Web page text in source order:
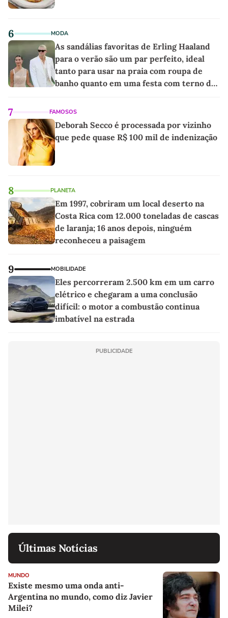
6 MODA
As sandálias favoritas de Erling Haaland
para o verão são um par perfeito, ideal
tanto para usar na praia com roupa de
banho quanto em uma festa com terno de
7 FAMOSOS
Deborah Secco é processada por vizinho
que pede quase R$ 100 mil de indenização
8 PLANETA
Em 1997, cobriram um local deserto na
Costa Rica com 12.000 toneladas de cascas
de laranja; 16 anos depois, ninguém
reconheceu a paisagem
9 MOBILIDADE
Eles percorreram 2.500 km em um carro
elétrico e chegaram a uma conclusão
difícil: o motor a combustão continua
imbatível na estrada
PUBLICIDADE
Últimas Notícias
MUNDO
Existe mesmo uma onda anti-
Argentina no mundo, como diz Javier
Milei?